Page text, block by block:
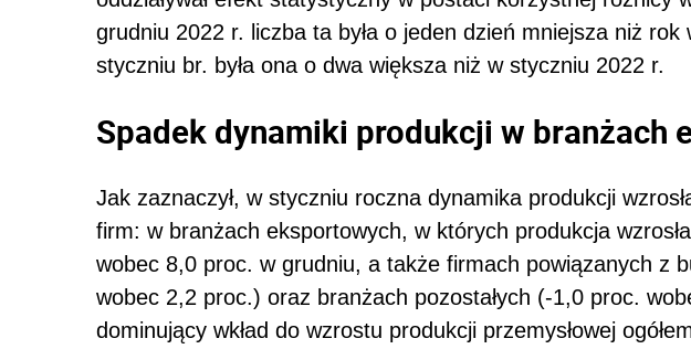
grudniu 2022 r. liczba ta była o jeden dzień mniejsza niż
styczniu br. była ona o dwa większa niż w styczniu 2022 r.
Spadek dynamiki produkcji w branżach
Jak zaznaczył, w styczniu roczna dynamika produkcji
firm: w branżach eksportowych, w których produkcja
wobec 8,0 proc. w grudniu, a także firmach powiązanych z
wobec 2,2 proc.) oraz branżach pozostałych (-1,0 proc.
dominujący wkład do wzrostu produkcji przemysłowej